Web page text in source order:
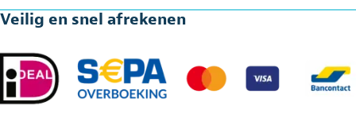
Veilig en snel afrekenen